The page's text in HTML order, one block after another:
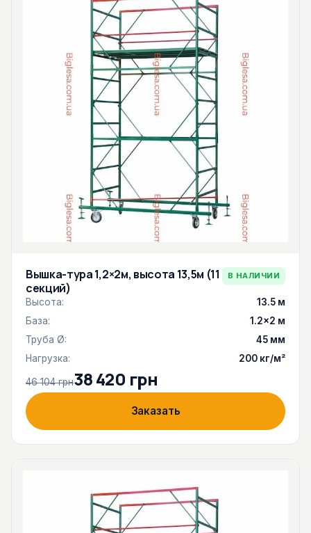
Вышка-тура 1,2×2м, высота 13,5м (11
секций)
В НАЛИЧИИ
Высота:
13.5 м
База:
1.2×2 м
Труба Ø:
45 мм
Нагрузка:
200 кг/м²
46 104 грн38 420 грн
Заказать